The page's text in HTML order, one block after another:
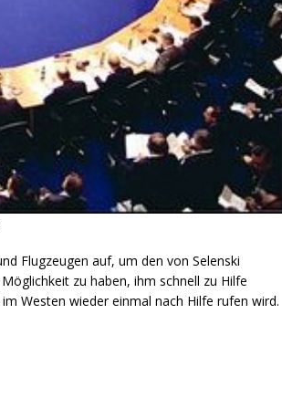
Flugzeugen auf, um den von Selenski
zu haben, ihm schnell zu Hilfe
Westen wieder einmal nach Hilfe rufen wird.